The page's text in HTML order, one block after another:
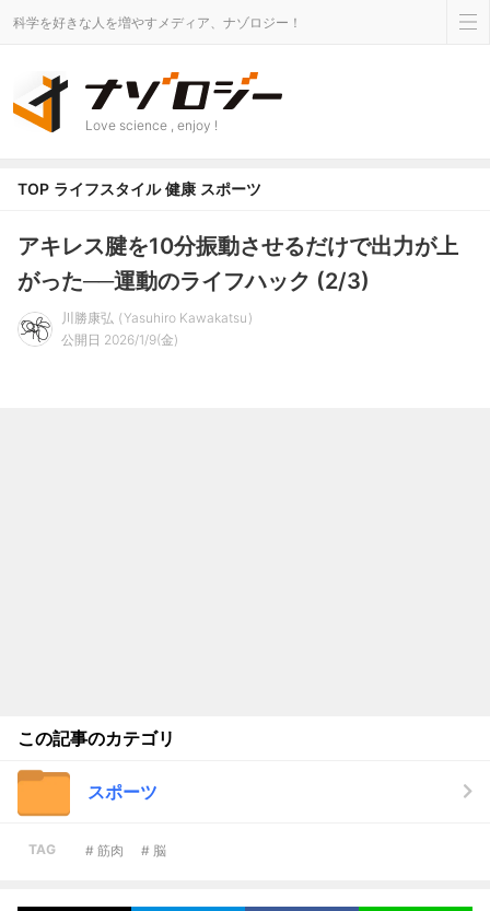
科学を好きな人を増やすメディア、ナゾロジー！
Love science , enjoy !
TOP ライフスタイル 健康 スポーツ
アキレス腱を10分振動させるだけで出力が上
がった──運動のライフハック (2/3)
川勝康弘
Yasuhiro Kawakatsu
公開日 2026/1/9(金)
この記事のカテゴリ
スポーツ
TAG # 筋肉 # 脳